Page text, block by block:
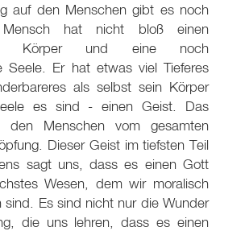
auf den Menschen gibt es noch
hat nicht bloß einen
Körper und eine noch
Seele. Er hat etwas viel Tieferes
als selbst sein Körper
es sind - einen Geist. Das
den Menschen vom gesamten
Dieser Geist im tiefsten Teil
sagt uns, dass es einen Gott
Wesen, dem wir moralisch
sind. Es sind nicht nur die Wunder
die uns lehren, dass es einen